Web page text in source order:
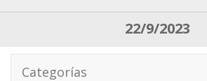
22/9/2023
Categorías